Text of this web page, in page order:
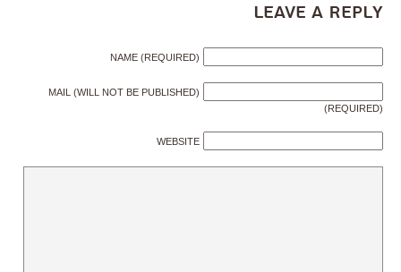
Leave a Reply
NAME (REQUIRED)
MAIL (WILL NOT BE PUBLISHED)
(REQUIRED)
WEBSITE